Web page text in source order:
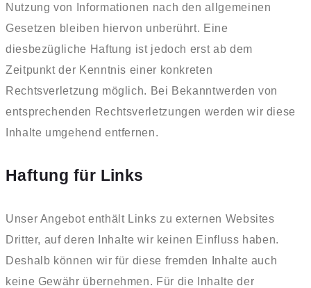
Nutzung von Informationen nach den allgemeinen
Gesetzen bleiben hiervon unberührt. Eine
diesbezügliche Haftung ist jedoch erst ab dem
Zeitpunkt der Kenntnis einer konkreten
Rechtsverletzung möglich. Bei Bekanntwerden von
entsprechenden Rechtsverletzungen werden wir diese
Inhalte umgehend entfernen.
Haftung für Links
Unser Angebot enthält Links zu externen Websites
Dritter, auf deren Inhalte wir keinen Einfluss haben.
Deshalb können wir für diese fremden Inhalte auch
keine Gewähr übernehmen. Für die Inhalte der